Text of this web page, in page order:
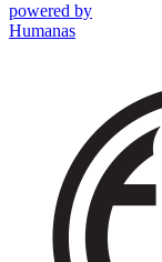
powered by
Humanas